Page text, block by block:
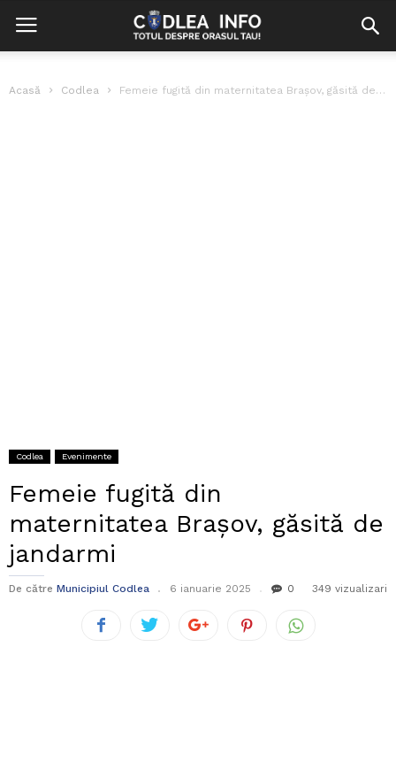
Acasă Codlea Femeie fugită din maternitatea Brașov, găsită de jandarmi
Codlea Evenimente
Femeie fugită din
maternitatea Brașov, găsită de
jandarmi
De către Municipiul Codlea 6 ianuarie 2025 0 349 vizualizari